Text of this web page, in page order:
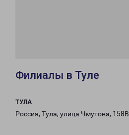
Филиалы в Туле
ТУЛА
Россия, Тула, улица Чмутова, 158В